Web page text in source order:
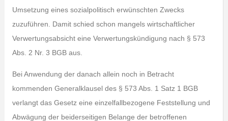
Umsetzung eines sozialpolitisch erwünschten Zwecks
zuzuführen. Damit schied schon mangels wirtschaftlicher
Verwertungsabsicht eine Verwertungskündigung nach § 573
Abs. 2 Nr. 3 BGB aus.
Bei Anwendung der danach allein noch in Betracht
kommenden Generalklausel des § 573 Abs. 1 Satz 1 BGB
verlangt das Gesetz eine einzelfallbezogene Feststellung und
Abwägung der beiderseitigen Belange der betroffenen